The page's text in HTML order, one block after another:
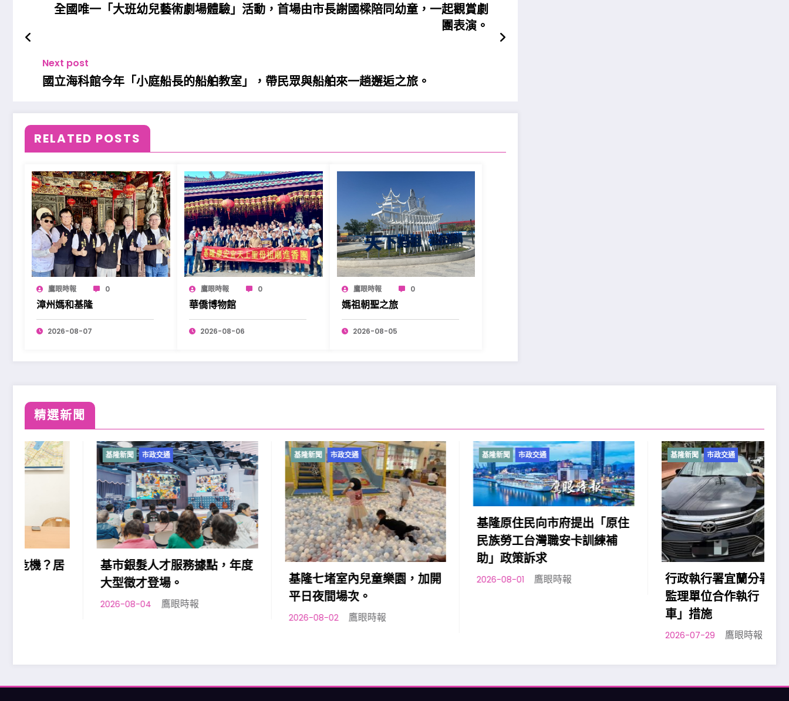
全國唯一「大班幼兒藝術劇場體驗」活動，首場由市長謝國樑陪同幼童，一起觀賞劇
團表演。
Next post
國立海科館今年「小庭船長的船舶教室」，帶民眾與船舶來一趟邂逅之旅。
RELATED POSTS
鷹眼時報 0
漳州媽和基隆
2026-08-07
鷹眼時報 0
華僑博物館
2026-08-06
鷹眼時報 0
媽祖朝聖之旅
2026-08-05
精選新聞
基隆新聞
基市銀髮人才服務據點，年度
大型徵才登場。
鷹眼時報
基隆新聞 市政交通
基隆七堵室內兒童樂園，加開
平日夜間場次。
鷹眼時報
基隆新聞 市政交通
基隆原住民向市府提出「原住
民族勞工台灣職安卡訓練補
助」政策訴求
2026-08-01 鷹眼時報
基隆新聞 市政交通
行政執行署宜蘭分署與各交通
監理單位合作執行「智慧扣
鷹眼時報